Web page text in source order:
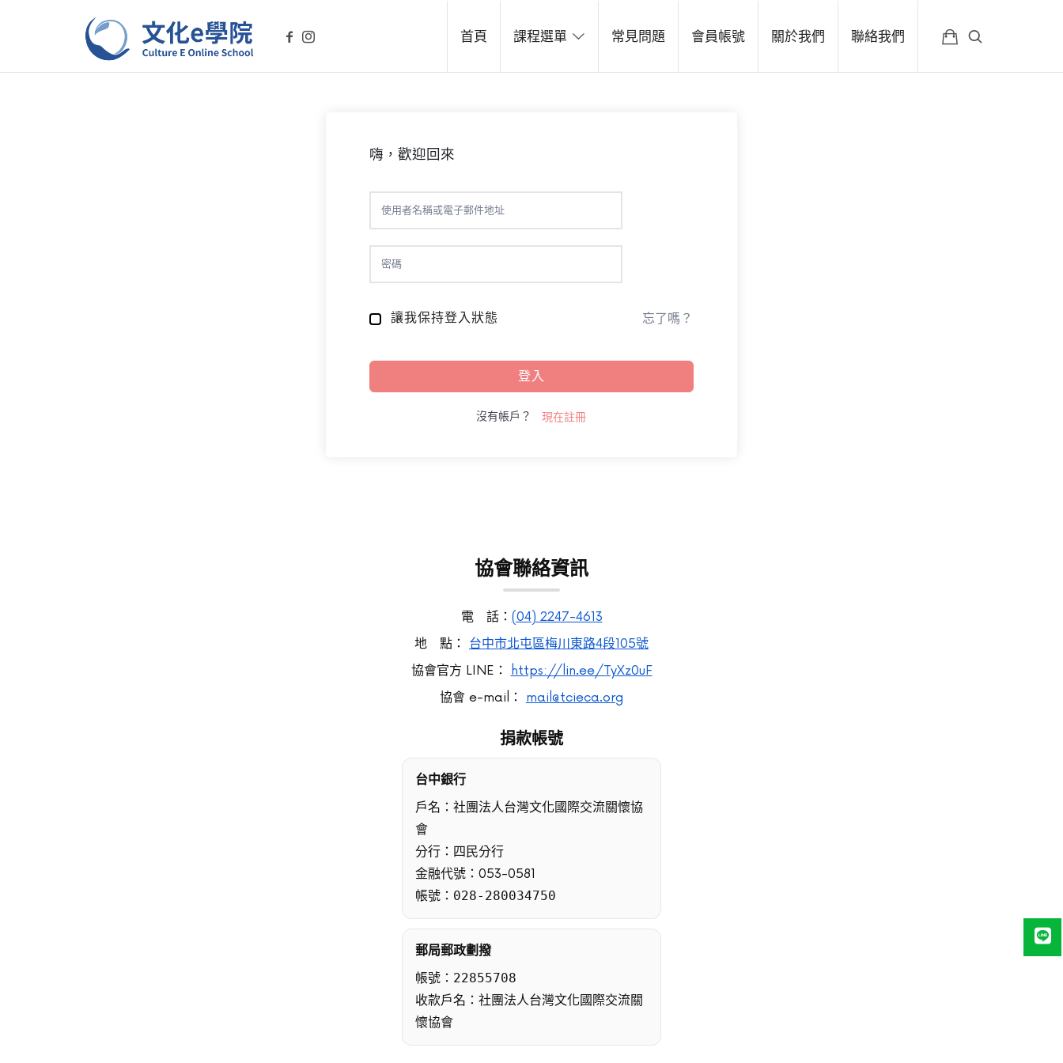
文化e學院-Culture E Online School
首頁 課程選單 常見問題 會員帳號 關於我們 聯絡我們
嗨，歡迎回來
讓我保持登入狀態 忘了嗎？
登入
沒有帳戶？ 現在註冊
協會聯絡資訊
電 話： (04) 2247-4613
地 點： 台中市北屯區梅川東路4段105號
協會官方 LINE：
https://lin.ee/TyXz0uF
協會 e-mail： mail@tcieca.org
捐款帳號
台中銀行
戶名：社團法人台灣文化國際交流關懷協
會
分行：四民分行
金融代號：053-0581
帳號： 028-280034750
郵局郵政劃撥
帳號： 22855708
收款戶名：社團法人台灣文化國際交流關
懷協會